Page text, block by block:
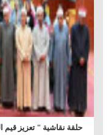
حلقة نقاشية " تعزيز قيم